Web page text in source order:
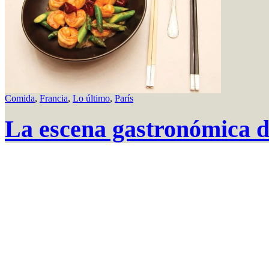
Comida, Francia, Lo último, París
La escena gastronómica